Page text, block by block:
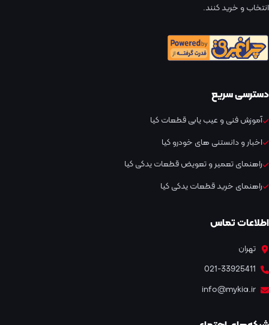
انتخاب و خرید کنند.
دسترسی سریع
آموزش فنی و عیب یابی قطعات کیا
اخبار و دانستنی های خودرو کیا
راهنمای تعمیر و تعویض قطعات یدکی کیا
راهنمای خرید قطعات یدکی کیا
اطلاعات تماس
تهران
021-33925411
info@mykia.ir